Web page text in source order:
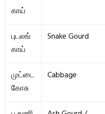
காய்
புடலங்
காய்
Snake Gourd
முட்டை
கோசு
Cabbage